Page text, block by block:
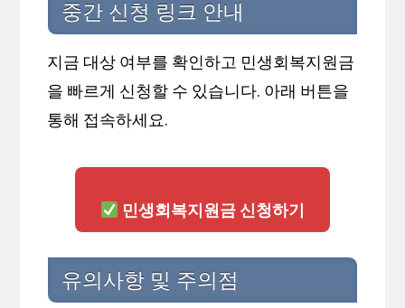
중간 신청 링크 안내
지금 대상 여부를 확인하고 민생회복지원금
을 빠르게 신청할 수 있습니다. 아래 버튼을
통해 접속하세요.
민생회복지원금 신청하기
유의사항 및 주의점